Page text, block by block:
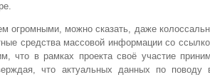
огромными, можно сказать, даже
средства массовой информации со
что в рамках проекта своё участие
что актуальных данных по поводу